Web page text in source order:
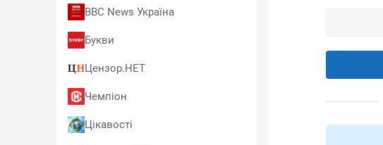
BBC News Україна
Букви
Цензор.НЕТ
Чемпіон
Цікавості